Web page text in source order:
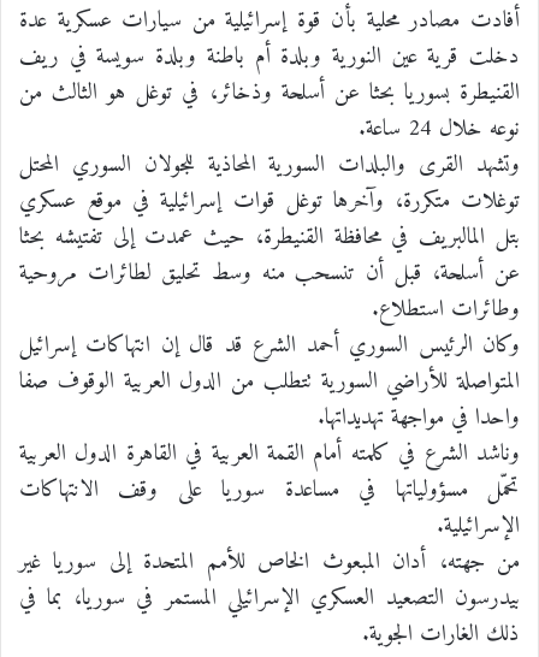
أفادت مصادر محلية بأن قوة إسرائيلية من سيارات عسكرية عدة
دخلت قرية عين النورية وبلدة أم باطنة وبلدة سويسة في ريف
القنيطرة بسوريا بحثا عن أسلحة وذخائر، في توغل هو الثالث من
نوعه خلال 24 ساعة.
وتشهد القرى والبلدات السورية المحاذية للجولان السوري المحتل
توغلات متكررة، وآخرها توغل قوات إسرائيلية في موقع عسكري
بتل المالبريف في محافظة القنيطرة، حيث عمدت إلى تفتيشه بحثا
عن أسلحة، قبل أن تنسحب منه وسط تحليق لطائرات مروحية
وطائرات استطلاع.
وكان الرئيس السوري أحمد الشرع قد قال إن انتهاكات إسرائيل
المتواصلة للأراضي السورية تتطلب من الدول العربية الوقوف صفا
واحدا في مواجهة تهديداتها.
وناشد الشرع في كلمته أمام القمة العربية في القاهرة الدول العربية
تحمّل مسؤولياتها في مساعدة سوريا على وقف الانتهاكات
الإسرائيلية.
من جهته، أدان المبعوث الخاص للأمم المتحدة إلى سوريا غير
بيدرسون التصعيد العسكري الإسرائيلي المستمر في سوريا، بما في
ذلك الغارات الجوية.